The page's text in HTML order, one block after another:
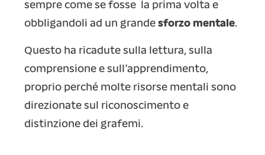
sempre come se fosse la prima volta e
obbligandoli ad un grande sforzo mentale.
Questo ha ricadute sulla lettura, sulla
comprensione e sull’apprendimento,
proprio perché molte risorse mentali sono
direzionate sul riconoscimento e
distinzione dei grafemi.